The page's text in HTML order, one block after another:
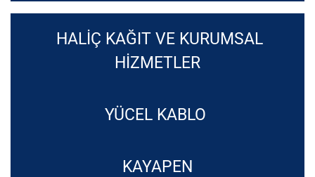
HALİÇ KAĞIT VE KURUMSAL
HİZMETLER
YÜCEL KABLO
KAYAPEN